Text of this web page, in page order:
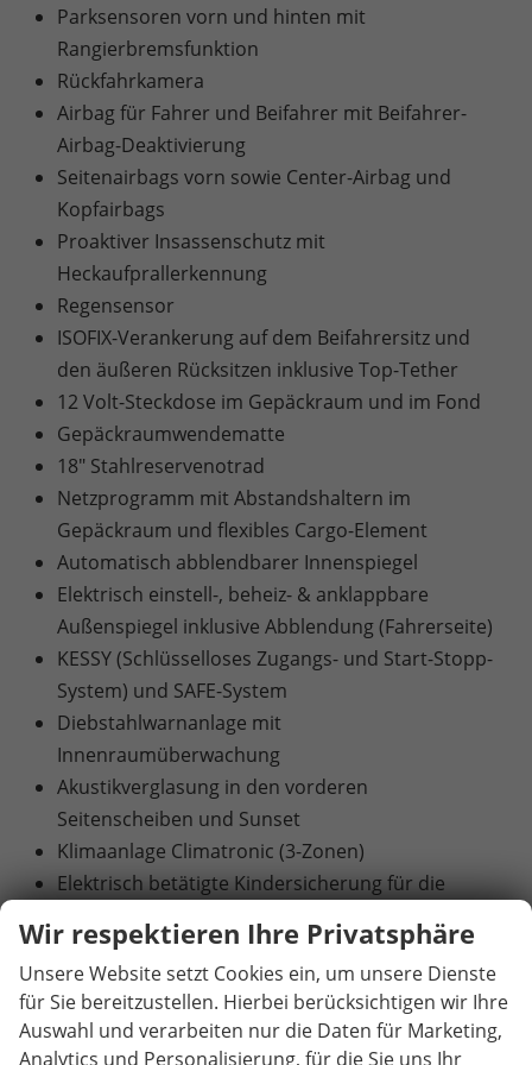
Parksensoren vorn und hinten mit
Rangierbremsfunktion
Rückfahrkamera
Airbag für Fahrer und Beifahrer mit Beifahrer-
Airbag-Deaktivierung
Seitenairbags vorn sowie Center-Airbag und
Kopfairbags
Proaktiver Insassenschutz mit
Heckaufprallerkennung
Regensensor
ISOFIX-Verankerung auf dem Beifahrersitz und
den äußeren Rücksitzen inklusive Top-Tether
12 Volt-Steckdose im Gepäckraum und im Fond
Gepäckraumwendematte
18" Stahlreservenotrad
Netzprogramm mit Abstandshaltern im
Gepäckraum und flexibles Cargo-Element
Automatisch abblendbarer Innenspiegel
Elektrisch einstell-, beheiz- & anklappbare
Außenspiegel inklusive Abblendung (Fahrerseite)
KESSY (Schlüsselloses Zugangs- und Start-Stopp-
System) und SAFE-System
Diebstahlwarnanlage mit
Innenraumüberwachung
Akustikverglasung in den vorderen
Seitenscheiben und Sunset
Klimaanlage Climatronic (3-Zonen)
Elektrisch betätigte Kindersicherung für die
Elektrische Heckklappenbedienung mit
Komfortöffnung
Schlechtwetterlicht
Matrix-LED-Hauptscheinwerfer
Wir respektieren Ihre Privatsphäre
Unsere Website setzt Cookies ein, um unsere Dienste
für Sie bereitzustellen. Hierbei berücksichtigen wir Ihre
Auswahl und verarbeiten nur die Daten für Marketing,
Analytics und Personalisierung, für die Sie uns Ihr